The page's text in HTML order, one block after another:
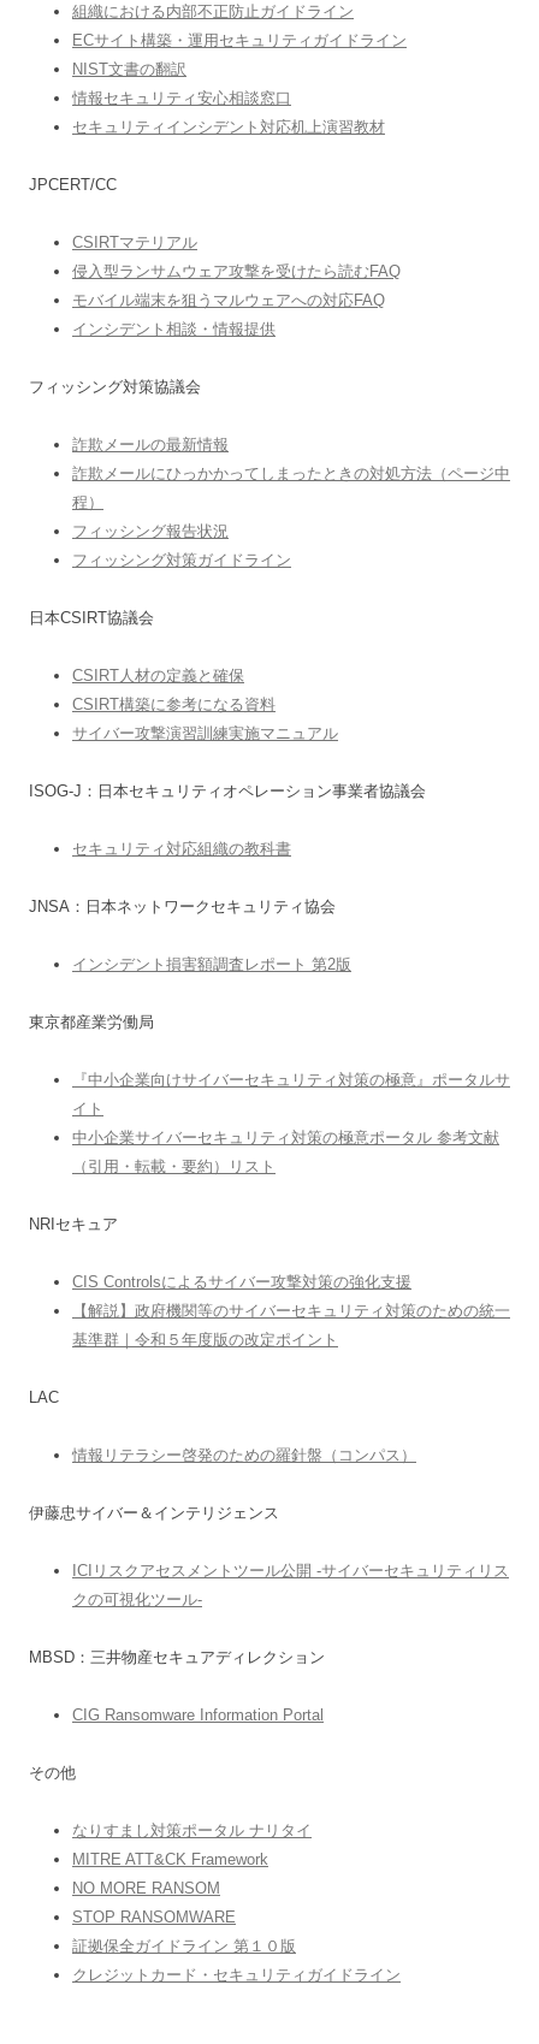
組織における内部不正防止ガイドライン
ECサイト構築・運用セキュリティガイドライン
NIST文書の翻訳
情報セキュリティ安心相談窓口
セキュリティインシデント対応机上演習教材
JPCERT/CC
CSIRTマテリアル
侵入型ランサムウェア攻撃を受けたら読むFAQ
モバイル端末を狙うマルウェアへの対応FAQ
インシデント相談・情報提供
フィッシング対策協議会
詐欺メールの最新情報
詐欺メールにひっかかってしまったときの対処方法（ページ中
程）
フィッシング報告状況
フィッシング対策ガイドライン
日本CSIRT協議会
CSIRT人材の定義と確保
CSIRT構築に参考になる資料
サイバー攻撃演習訓練実施マニュアル
ISOG-J：日本セキュリティオペレーション事業者協議会
セキュリティ対応組織の教科書
JNSA：日本ネットワークセキュリティ協会
インシデント損害額調査レポート 第2版
東京都産業労働局
『中小企業向けサイバーセキュリティ対策の極意』ポータルサ
イト
中小企業サイバーセキュリティ対策の極意ポータル 参考文献
（引用・転載・要約）リスト
NRIセキュア
CIS Controlsによるサイバー攻撃対策の強化支援
【解説】政府機関等のサイバーセキュリティ対策のための統一
基準群｜令和５年度版の改定ポイント
LAC
情報リテラシー啓発のための羅針盤（コンパス）
伊藤忠サイバー＆インテリジェンス
ICIリスクアセスメントツール公開 -サイバーセキュリティリス
クの可視化ツール-
MBSD：三井物産セキュアディレクション
CIG Ransomware Information Portal
その他
なりすまし対策ポータル ナリタイ
MITRE ATT&CK Framework
NO MORE RANSOM
STOP RANSOMWARE
証拠保全ガイドライン 第１０版
クレジットカード・セキュリティガイドライン